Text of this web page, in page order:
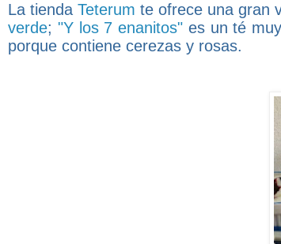
La tienda Teterum te ofrece una gran
verde; "Y los 7 enanitos" es un té
porque contiene cerezas y rosas.